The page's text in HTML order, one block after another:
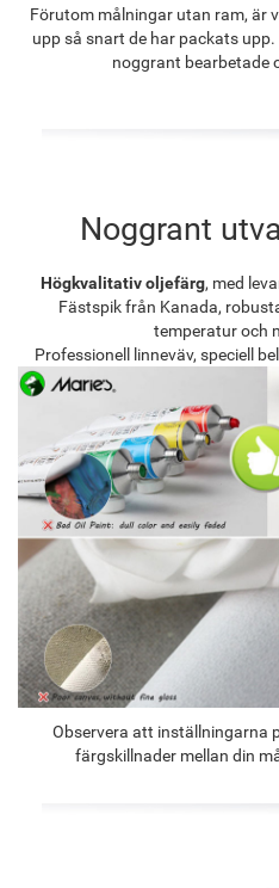
Förutom målningar utan ram, är
upp så snart de har packats
noggrant bearbetade
Noggrant
Högkvalitativ oljefärg, med
Fästspik från Kanada,
temperatur och
Professionell linneväv, speciell
Observera att inställningarna
färgskillnader mellan din